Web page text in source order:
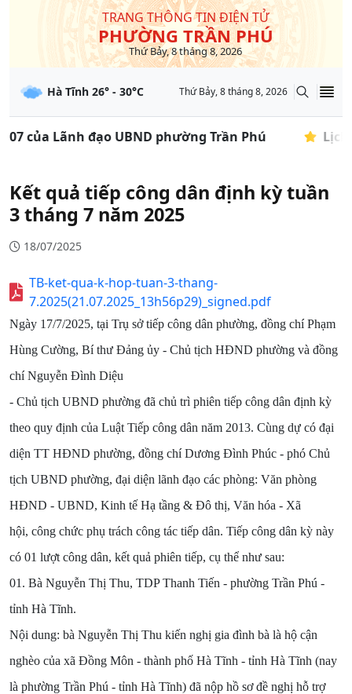
TRANG THÔNG TIN ĐIỆN TỬ
PHƯỜNG TRẦN PHÚ
Thứ Bảy, 8 tháng 8, 2026
Hà Tĩnh 26° - 30°C Thứ Bảy, 8 tháng 8, 2026
của Lãnh đạo UBND phường Trần Phú Lịch
Kết quả tiếp công dân định kỳ tuần
3 tháng 7 năm 2025
18/07/2025
TB-ket-qua-k-hop-tuan-3-thang-
7.2025(21.07.2025_13h56p29)_signed.pdf
Ngày 17/7/2025, tại Trụ sở tiếp công dân phường, đồng chí Phạm
Hùng Cường, Bí thư Đảng ủy - Chủ tịch HĐND phường và đồng
chí Nguyễn Đình Diệu
- Chủ tịch UBND phường đã chủ trì phiên tiếp công dân định kỳ
theo quy định của Luật Tiếp công dân năm 2013. Cùng dự có đại
diện TT HĐND phường, đồng chí Dương Đình Phúc - phó Chủ
tịch UBND phường, đại diện lãnh đạo các phòng: Văn phòng
HĐND - UBND, Kinh tế Hạ tầng & Đô thị, Văn hóa - Xã
hội, công chức phụ trách công tác tiếp dân. Tiếp công dân kỳ này
có 01 lượt công dân, kết quả phiên tiếp, cụ thể như sau:
01. Bà Nguyễn Thị Thu, TDP Thanh Tiến - phường Trần Phú -
tỉnh Hà Tĩnh.
Nội dung: bà Nguyễn Thị Thu kiến nghị gia đình bà là hộ cận
nghèo của xã Đồng Môn - thành phố Hà Tĩnh - tỉnh Hà Tĩnh (nay
là phường Trần Phú - tỉnh Hà Tĩnh) đã nộp hồ sơ đề nghị hỗ trợ